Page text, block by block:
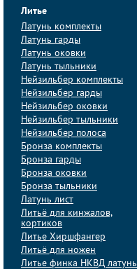
Литье
Латунь комплекты
Латунь гарды
Латунь оковки
Латунь тыльники
Нейзильбер комплекты
Нейзильбер гарды
Нейзильбер оковки
Нейзильбер тыльники
Нейзильбер полоса
Бронза комплекты
Бронза гарды
Бронза оковки
Бронза тыльники
Латунь лист
Литьё для кинжалов,
кортиков
Литье Хиршфангер
Литьё для ножен
Литье финка НКВД латунь